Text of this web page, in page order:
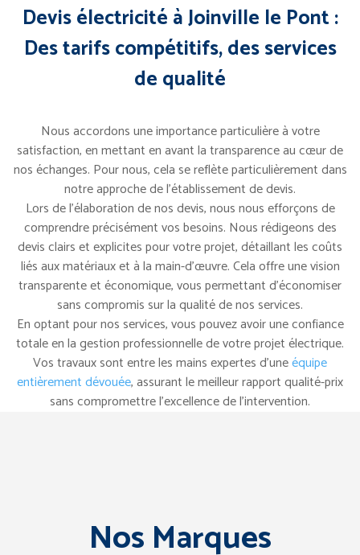
Devis électricité à Joinville le Pont :
Des tarifs compétitifs, des services
de qualité
Nous accordons une importance particulière à votre
satisfaction, en mettant en avant la transparence au cœur de
nos échanges. Pour nous, cela se reflète particulièrement dans
notre approche de l’établissement de devis.
Lors de l’élaboration de nos devis, nous nous efforçons de
comprendre précisément vos besoins. Nous rédigeons des
devis clairs et explicites pour votre projet, détaillant les coûts
liés aux matériaux et à la main-d’œuvre. Cela offre une vision
transparente et économique, vous permettant d’économiser
sans compromis sur la qualité de nos services.
En optant pour nos services, vous pouvez avoir une confiance
totale en la gestion professionnelle de votre projet électrique.
Vos travaux sont entre les mains expertes d’uneéquipe
entièrement dévouée, assurant le meilleur rapport qualité-prix
sans compromettre l’excellence de l’intervention.
Nos Marques